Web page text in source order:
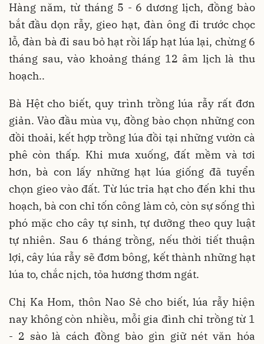
Hàng năm, từ tháng 5 - 6 dương lịch, đồng bào
bắt đầu dọn rẫy, gieo hạt, đàn ông đi trước chọc
lỗ, đàn bà đi sau bỏ hạt rồi lấp hạt lúa lại, chừng 6
tháng sau, vào khoảng tháng 12 âm lịch là thu
hoạch..
Bà Hệt cho biết, quy trình trồng lúa rẫy rất đơn
giản. Vào đầu mùa vụ, đồng bào chọn những con
đồi thoải, kết hợp trồng lúa đồi tại những vườn cà
phê còn thấp. Khi mưa xuống, đất mềm và tơi
hơn, bà con lấy những hạt lúa giống đã tuyển
chọn gieo vào đất. Từ lúc trỉa hạt cho đến khi thu
hoạch, bà con chỉ tốn công làm cỏ, còn sự sống thì
phó mặc cho cây tự sinh, tự dưỡng theo quy luật
tự nhiên. Sau 6 tháng trồng, nếu thời tiết thuận
lợi, cây lúa rẫy sẽ đơm bông, kết thành những hạt
lúa to, chắc nịch, tỏa hương thơm ngát.
Chị Ka Hom, thôn Nao Sẻ cho biết, lúa rẫy hiện
nay không còn nhiều, mỗi gia đình chỉ trồng từ 1
- 2 sào là cách đồng bào gìn giữ nét văn hóa